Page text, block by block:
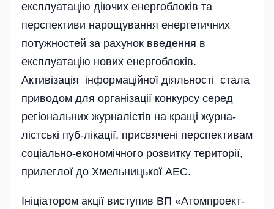
експлуатацію діючих енергоблоків та
перспективи нарощування енергетичних
потужностей за рахунок введення в
експлуатацію нових енер­го­блоків.
Активізація інформаці­йної діяльності стала
приводом для орга­нізації конкурсу серед
регіона­льних журналістів на кра­щі журна­
ліст­ські пуб­-лі­кації, присвячені перспективам
соці­ально-еконо­мічного розвитку території,
прилеглої до Хмельницької АЕС.
Ініціа­тором ак­ції виступив ВП «Атом­­про­ект­